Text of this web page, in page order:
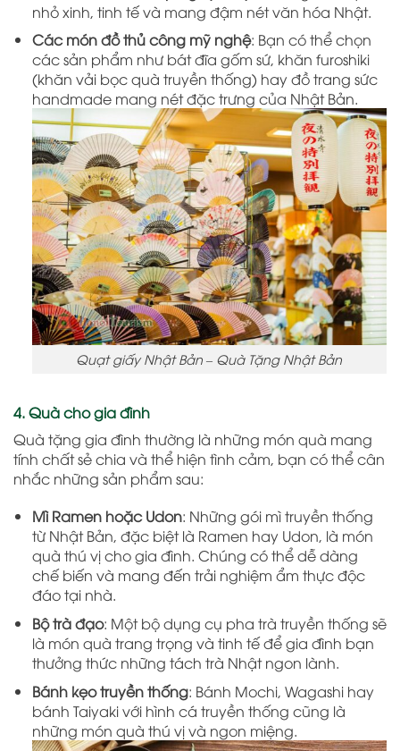
nhỏ xinh, tinh tế và mang đậm nét văn hóa Nhật.
Các món đồ thủ công mỹ nghệ: Bạn có thể chọn
các sản phẩm như bát đĩa gốm sứ, khăn furoshiki
(khăn vải bọc quà truyền thống) hay đồ trang sức
handmade mang nét đặc trưng của Nhật Bản.
Quạt giấy Nhật Bản – Quà Tặng Nhật Bản
4. Quà cho gia đình
Quà tặng gia đình thường là những món quà mang
tính chất sẻ chia và thể hiện tình cảm, bạn có thể cân
nhắc những sản phẩm sau:
Mì Ramen hoặc Udon: Những gói mì truyền thống
từ Nhật Bản, đặc biệt là Ramen hay Udon, là món
quà thú vị cho gia đình. Chúng có thể dễ dàng
chế biến và mang đến trải nghiệm ẩm thực độc
đáo tại nhà.
Bộ trà đạo: Một bộ dụng cụ pha trà truyền thống sẽ
là món quà trang trọng và tinh tế để gia đình bạn
thưởng thức những tách trà Nhật ngon lành.
Bánh kẹo truyền thống: Bánh Mochi, Wagashi hay
bánh Taiyaki với hình cá truyền thống cũng là
những món quà thú vị và ngon miệng.